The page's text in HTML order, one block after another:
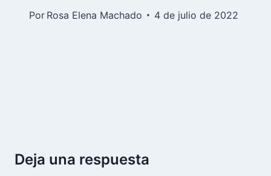
Por Rosa Elena Machado 4 de julio de 2022
Deja una respuesta